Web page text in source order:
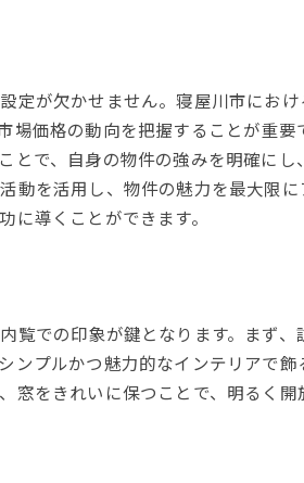
定が欠かせません。寝屋川市にお
場価格の動向を把握することが重
とで、自身の物件の強みを明確に
動を活用し、物件の魅力を最大限
に導くことができます。
覧での印象が鍵となります。まず
ンプルかつ魅力的なインテリアで
窓をきれいに保つことで、明るく